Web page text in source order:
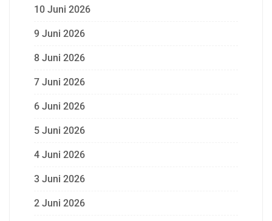
10 Juni 2026
9 Juni 2026
8 Juni 2026
7 Juni 2026
6 Juni 2026
5 Juni 2026
4 Juni 2026
3 Juni 2026
2 Juni 2026